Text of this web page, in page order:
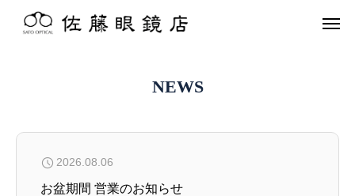
いつも使うもの
SATO OPTICAL since 1929
NEWS
2026.08.06
お盆期間 営業のお知らせ